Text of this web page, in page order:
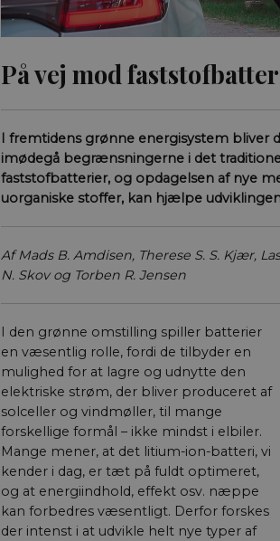
På vej mod
I fremtidens grønne energisystem bliver
imødegå begrænsningerne i det
faststofbatterier, og opdagelsen af nye
uorganiske stoffer, kan hjælpe
Af Mads B. Amdisen, Therese S. S. Kjær,
N. Skov og Torben R. Jensen
I den grønne omstilling spiller batterier
en væsentlig rolle, fordi de tilbyder en
mulighed for at lagre og udnytte den
elektriske strøm, der bliver produceret af
solceller og vindmøller, til mange
forskellige formål – ikke mindst i elbiler.
Mange mener, at det litium-ion-batteri, vi
kender i dag, er tæt på fuldt optimeret,
og at energiindhold, effekt osv. næppe
kan forbedres væsentligt. Derfor forskes
der intenst i at udvikle helt nye typer af